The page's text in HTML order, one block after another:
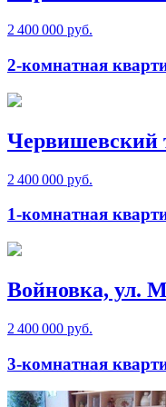
2 400 000 руб.
2-комнатная
Червишевский
2 400 000 руб.
1-комнатная
Войновка, ул.
2 400 000 руб.
3-комнатная